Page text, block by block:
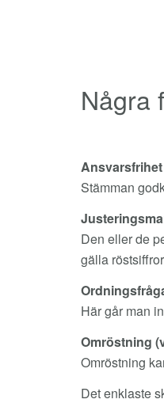
Några
Ansvarsfrihet
Stämman
Den eller de
gälla
Här går man
Omröstning
Omröstning
Det enklaste